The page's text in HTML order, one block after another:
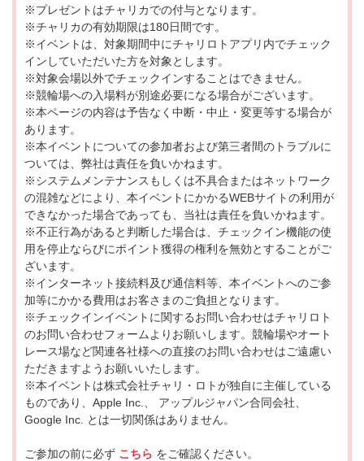
※プレゼントはチャリカでの付与となります。
※チャリカの有効期限は180日間です。
※イベントは、対象期間中にチャリロトアプリ内でチェック
インしていただいた方を対象とします。
※対象会場以外でチェックインすることはできません。
※競輪場への入場料が別途必要になる場合がございます。
※本ページの内容は予告なく中断・中止・変更等する場合が
あります。
※本イベントについての参加者および第三者間のトラブルに
ついては、弊社は責任を負いかねます。
※システムメンテナンスもしくは不具合またはネットワーク
の混雑などにより、本イベントにかかるWEBサイトの利用が
できなかった場合であっても、当社は責任を負いかねます。
※不正行為があると判断した場合は、チェックイン機能の使
用を停止ならびにポイント獲得の権利を無効とすることがご
ざいます。
※インターネット接続料及び通信料等、本イベントへのご参
加等にかかる費用はお客さまのご負担となります。
※チェックインイベントに関するお問い合わせはチャリロト
のお問い合わせフォームよりお願いします。競輪場やオート
レース場など関連各社様への直接のお問い合わせはご遠慮い
ただきますようお願いいたします。
※本イベントは株式会社チャリ・ロトが独自に主催している
ものであり、Apple Inc.、 アップルジャパン合同会社、
Google Inc. とは一切関係はありません。
ご参加の前に必ず こちら をご確認ください。